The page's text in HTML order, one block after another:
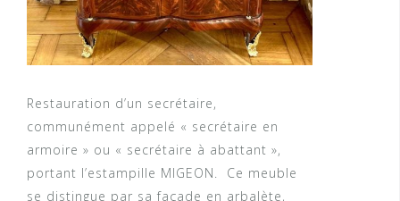
Restauration d’un secrétaire,
communément appelé « secrétaire en
armoire » ou « secrétaire à abattant »,
portant l’estampille MIGEON. Ce meuble
se distingue par sa façade en arbalète,